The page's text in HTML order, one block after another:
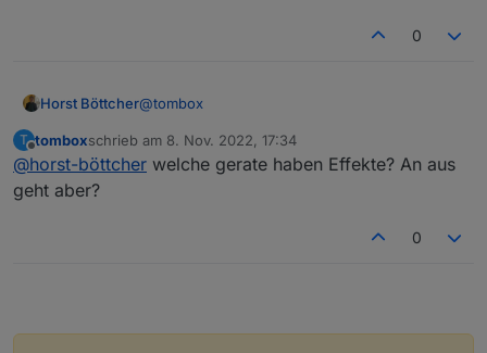
0
Horst Böttcher@tombox
wie kann man die efecte steuern ich hab nur an
und Aus gefunden unter
T
Offline
tomboxschrieb am 8. Nov. 2022, 17:34
zuletzt editiert von
@horst-böttcher welche gerate haben Effekte? An aus
geht aber?
0